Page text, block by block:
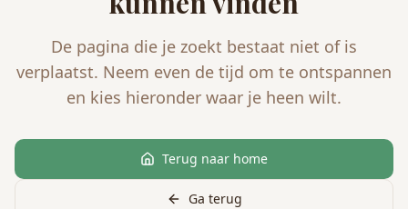
De pagina die je zoekt bestaat niet of is
verplaatst. Neem even de tijd om te ontspannen
en kies hieronder waar je heen wilt.
Terug naar home
Ga terug